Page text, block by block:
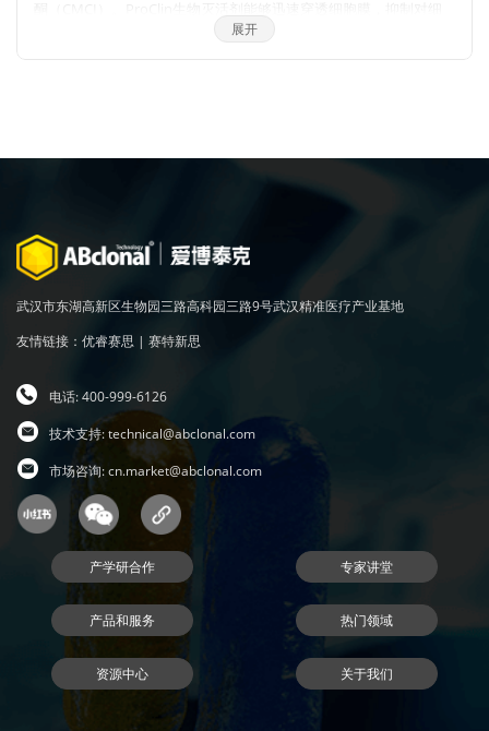
胞呼吸至关重要的特定酶，因此一接触微生物有机体就会立即抑制
细胞活性。ProClin的多个特定毒性位点可以防止微生物产生高水平
展开
武汉市东湖高新区生物园三路高科园三路9号武汉精准医疗产业基地
友情链接： 优睿赛思 | 赛特新思
电话: 400-999-6126
技术支持:technical@abclonal.com
市场咨询:cn.market@abclonal.com
产学研合作 专家讲堂
产品和服务 热门领域
资源中心 关于我们